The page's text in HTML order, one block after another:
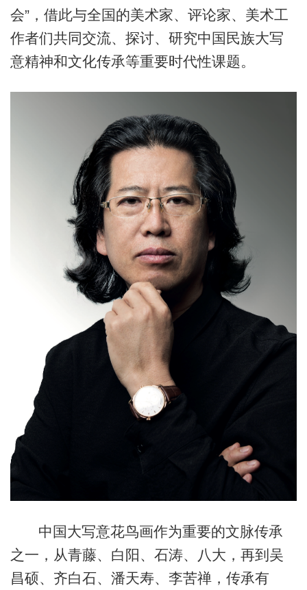
会”，借此与全国的美术家、评论家、美术工
作者们共同交流、探讨、研究中国民族大写
意精神和文化传承等重要时代性课题。
中国大写意花鸟画作为重要的文脉传承
之一，从青藤、白阳、石涛、八大，再到吴
昌硕、齐白石、潘天寿、李苦禅，传承有